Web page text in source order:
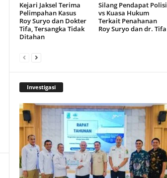
Kejari Jaksel Terima
Pelimpahan Kasus
Roy Suryo dan Dokter
Tifa, Tersangka Tidak
Ditahan
Silang Pendapat Polisi
vs Kuasa Hukum
Terkait Penahanan
Roy Suryo dan dr. Tifa
Investigasi